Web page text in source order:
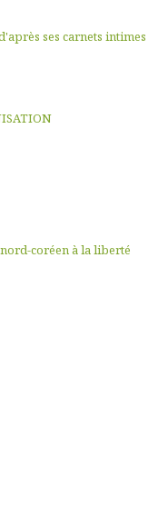
ses carnets intimes
nord-coréen à la liberté